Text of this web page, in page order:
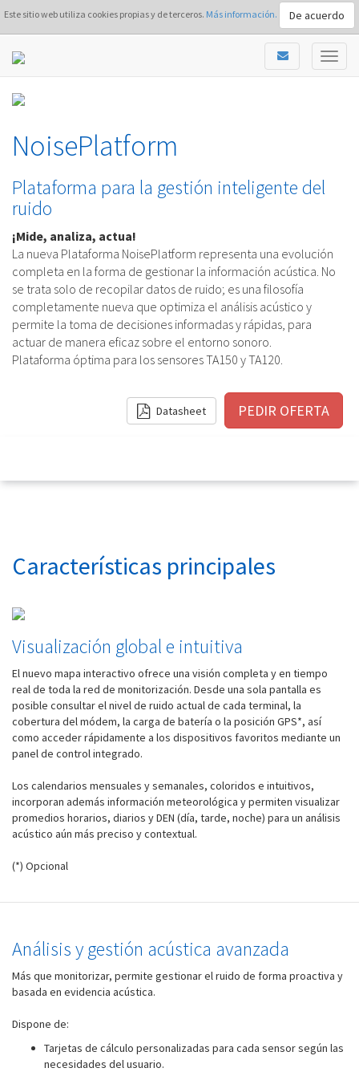
Este sitio web utiliza cookies propias y de terceros. Más información. De acuerdo
NoisePlatform
Plataforma para la gestión inteligente del
ruido
¡Mide, analiza, actua!
La nueva Plataforma NoisePlatform representa una evolución
completa en la forma de gestionar la información acústica. No
se trata solo de recopilar datos de ruido; es una filosofía
completamente nueva que optimiza el análisis acústico y
permite la toma de decisiones informadas y rápidas, para
actuar de manera eficaz sobre el entorno sonoro.
Plataforma óptima para los sensores TA150 y TA120.
Datasheet
Características principales
Visualización global e intuitiva
El nuevo mapa interactivo ofrece una visión completa y en tiempo
real de toda la red de monitorización. Desde una sola pantalla es
posible consultar el nivel de ruido actual de cada terminal, la
cobertura del módem, la carga de batería o la posición GPS*, así
como acceder rápidamente a los dispositivos favoritos mediante un
panel de control integrado.
Los calendarios mensuales y semanales, coloridos e intuitivos,
incorporan además información meteorológica y permiten visualizar
promedios horarios, diarios y DEN (día, tarde, noche) para un análisis
acústico aún más preciso y contextual.
(*) Opcional
Análisis y gestión acústica avanzada
Más que monitorizar, permite gestionar el ruido de forma proactiva y
basada en evidencia acústica.
Dispone de:
Tarjetas de cálculo personalizadas para cada sensor según las
necesidades del usuario.